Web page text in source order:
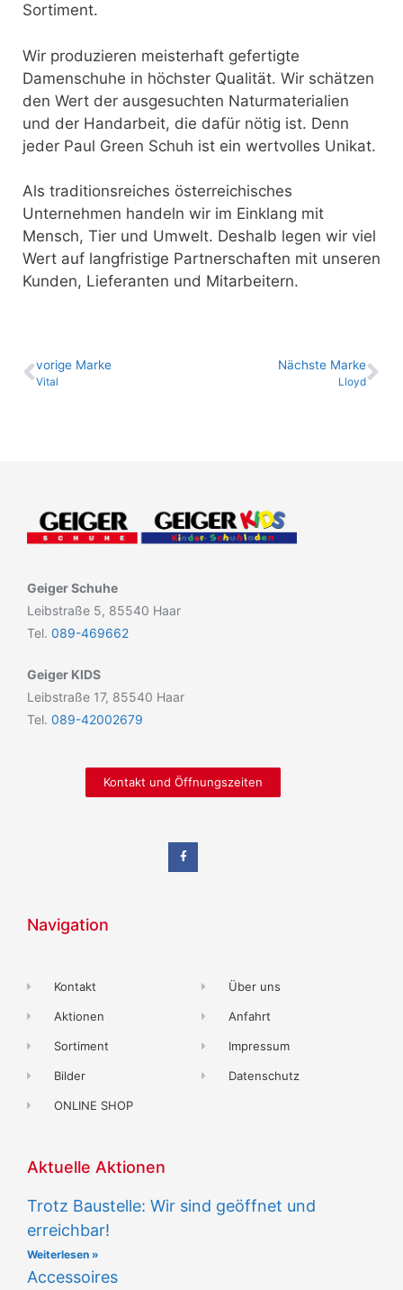
Sortiment.
Wir produzieren meisterhaft gefertigte
Damenschuhe in höchster Qualität. Wir schätzen
den Wert der ausgesuchten Naturmaterialien
und der Handarbeit, die dafür nötig ist. Denn
jeder Paul Green Schuh ist ein wertvolles Unikat.
Als traditionsreiches österreichisches
Unternehmen handeln wir im Einklang mit
Mensch, Tier und Umwelt. Deshalb legen wir viel
Wert auf langfristige Partnerschaften mit unseren
Kunden, Lieferanten und Mitarbeitern.
vo­ri­ge Marke
Vital
Nächste Marke
Lloyd
Geiger Schuhe
Leibstraße 5, 85540 Haar
Tel. 089-469662
Geiger KIDS
Leibstraße 17, 85540 Haar
Tel. 089-42002679
Kontakt und Öffnungszeiten
Navigation
Kontakt
Aktionen
Sortiment
Bilder
ONLINE SHOP
Über uns
Anfahrt
Impressum
Datenschutz
Aktuelle Aktionen
Trotz Baustelle: Wir sind geöffnet und
erreichbar!
Weiterlesen »
Accessoires